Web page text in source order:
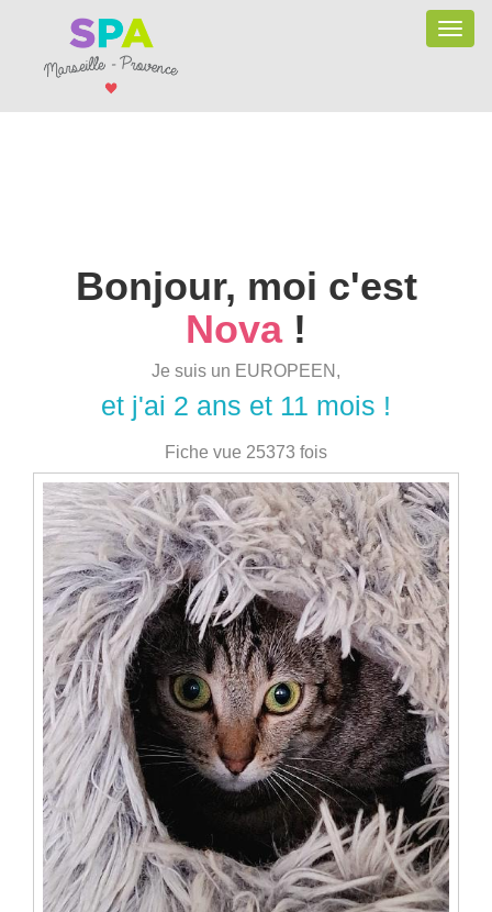
Toggle
Bonjour, moi c'est
Nova!
Je suis un EUROPEEN,
et j'ai 2 ans et 11 mois !
Fiche vue 25373 fois